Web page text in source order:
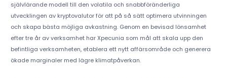
självlärande modell till den volatila och snabbföränderliga
utvecklingen av kryptovalutor för att på så sätt optimera utvinningen
och skapa bästa möjliga avkastning. Genom en bevisad lönsamhet
efter tre år av verksamhet har Xpecunia som mål att skala upp den
befintliga verksamheten, etablera ett nytt affärsområde och generera
ökade marginaler med lägre klimatpåverkan.